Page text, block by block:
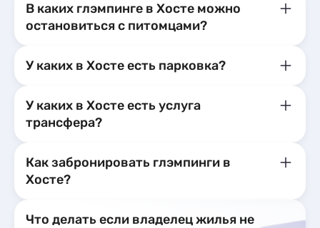
В каких глэмпинге в Хосте можно
остановиться с питомцами?
У каких в Хосте есть парковка?
У каких в Хосте есть услуга
трансфера?
Как забронировать глэмпинги в
Хосте?
Что делать если владелец жилья не